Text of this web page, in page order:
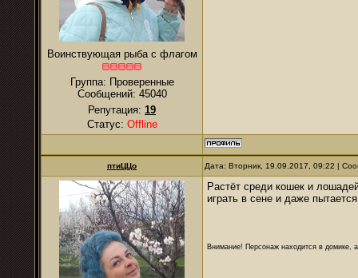
Воинствующая рыба с флагом
Группа: Проверенные
Сообщений: 45040
Репутация: 19
Статус: Offline
птиЦЦо Дата: Вторник, 19.09.2017, 09:22 |
Растёт среди кошек и
играть в сене и даже
Внимание! Персонаж находится в домике,